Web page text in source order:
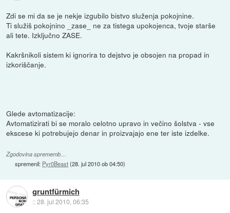
Zdi se mi da se je nekje izgubilo bistvo služenja pokojnine.
Ti služiš pokojnino _zase_ ne za tistega upokojenca, tvoje starše
ali tete. Izključno ZASE.
Kakršnikoli sistem ki ignorira to dejstvo je obsojen na propad in
izkoriščanje.
Glede avtomatizacije:
Avtomatizirati bi se moralo celotno upravo in večino šolstva - vse
ekscese ki potrebujejo denar in proizvajajo ene ter iste izdelke.
Zgodovina sprememb…
spremenil: Pyr0Beast(28. jul 2010 ob 04:50)
gruntfürmich
::28. jul 2010, 06:35